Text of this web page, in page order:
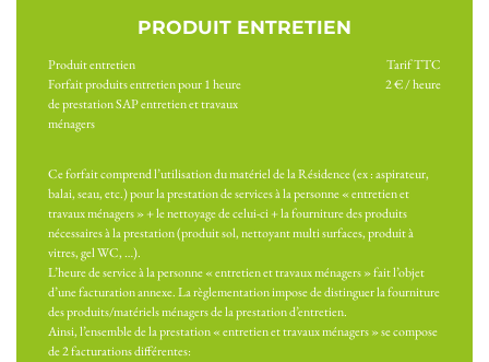
PRODUIT ENTRETIEN
Produit entretien
Tarif TTC
Forfait produits entretien pour 1 heure
de prestation SAP entretien et travaux
ménagers
2 € / heure
Ce forfait comprend l’utilisation du matériel de la Résidence (ex : aspirateur,
balai, seau, etc.) pour la prestation de services à la personne « entretien et
travaux ménagers » + le nettoyage de celui-ci + la fourniture des produits
nécessaires à la prestation (produit sol, nettoyant multi surfaces, produit à
vitres, gel WC, …).
L’heure de service à la personne « entretien et travaux ménagers » fait l’objet
d’une facturation annexe. La règlementation impose de distinguer la fourniture
des produits/matériels ménagers de la prestation d’entretien.
Ainsi, l’ensemble de la prestation « entretien et travaux ménagers » se compose
de 2 facturations différentes: